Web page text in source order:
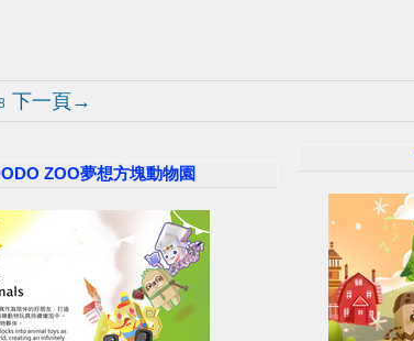
下一頁→
ZOO夢想方塊動物園